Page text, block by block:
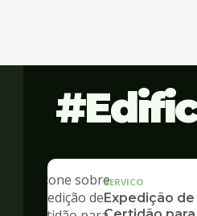
SERVICO
Expedição de